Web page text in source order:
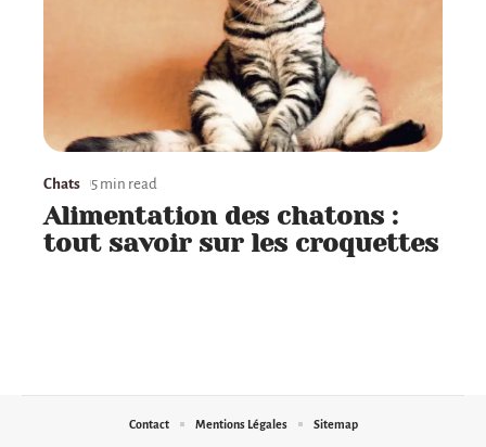
Chats 5 min read
Alimentation des chatons :
tout savoir sur les croquettes
Contact Mentions Légales Sitemap